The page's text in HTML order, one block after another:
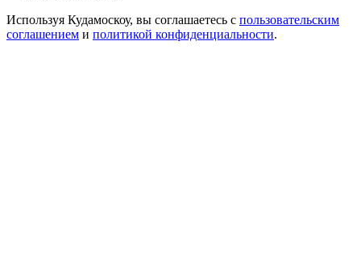
Используя Кудамоскоу, вы соглашаетесь с пользовательским
соглашением и политикой конфиденциальности.